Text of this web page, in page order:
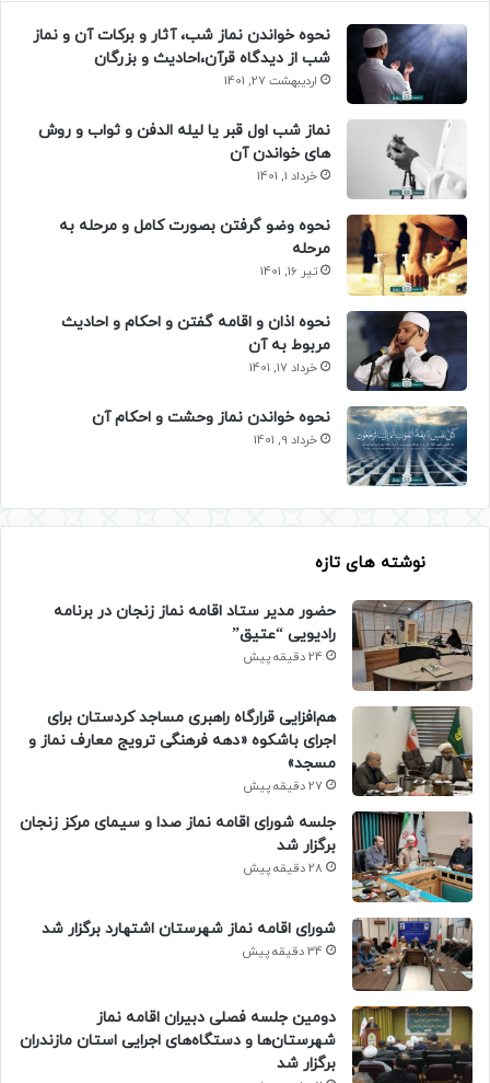
نحوه خواندن نماز شب، آثار و برکات آن و نماز
شب از دیدگاه قرآن،احادیث و بزرگان
اردیبهشت 27, 1401
نماز شب اول قبر یا لیله الدفن و ثواب و روش
های خواندن آن
خرداد 1, 1401
نحوه وضو گرفتن بصورت کامل و مرحله به
مرحله
تیر 16, 1401
نحوه اذان و اقامه گفتن و احکام و احادیث
مربوط به آن
خرداد 17, 1401
نحوه خواندن نماز وحشت و احکام آن
خرداد 9, 1401
نوشته های تازه
حضور مدیر ستاد اقامه نماز زنجان در برنامه
رادیویی “عتیق”
24 دقیقه پیش
هم‌افزایی قرارگاه راهبری مساجد کردستان برای
اجرای باشکوه «دهه فرهنگی ترویج معارف نماز و
مسجد»
27 دقیقه پیش
جلسه شورای اقامه نماز صدا و سیمای مرکز زنجان
برگزار شد
28 دقیقه پیش
شورای اقامه نماز شهرستان اشتهارد برگزار شد
34 دقیقه پیش
دومین جلسه فصلی دبیران اقامه نماز
شهرستان‌ها و دستگاه‌های اجرایی استان مازندران
برگزار شد